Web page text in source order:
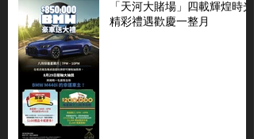
「天河大賭場」四載輝煌時光
精彩禮遇歡慶一整月